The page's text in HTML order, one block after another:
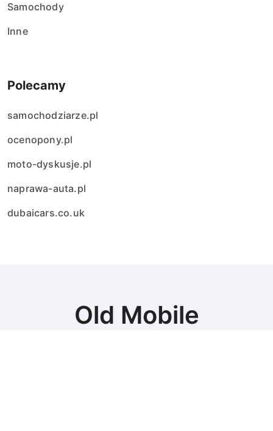
Samochody
Inne
Polecamy
samochodziarze.pl
ocenopony.pl
moto-dyskusje.pl
naprawa-auta.pl
dubaicars.co.uk
Old Mobile